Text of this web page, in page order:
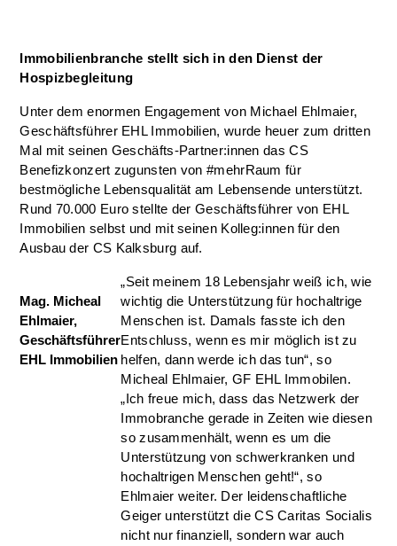
Immobilienbranche stellt sich in den Dienst der
Hospizbegleitung
Unter dem enormen Engagement von Michael Ehlmaier,
Geschäftsführer EHL Immobilien, wurde heuer zum dritten
Mal mit seinen Geschäfts-Partner:innen das CS
Benefizkonzert zugunsten von #mehrRaum für
bestmögliche Lebensqualität am Lebensende unterstützt.
Rund 70.000 Euro stellte der Geschäftsführer von EHL
Immobilien selbst und mit seinen Kolleg:innen für den
Ausbau der CS Kalksburg auf.
Mag. Micheal
Ehlmaier,
Geschäftsführer
EHL Immobilien
„Seit meinem 18 Lebensjahr weiß ich, wie
wichtig die Unterstützung für hochaltrige
Menschen ist. Damals fasste ich den
Entschluss, wenn es mir möglich ist zu
helfen, dann werde ich das tun“, so
Micheal Ehlmaier, GF EHL Immobilen.
„Ich freue mich, dass das Netzwerk der
Immobranche gerade in Zeiten wie diesen
so zusammenhält, wenn es um die
Unterstützung von schwerkranken und
hochaltrigen Menschen geht!“, so
Ehlmaier weiter. Der leidenschaftliche
Geiger unterstützt die CS Caritas Socialis
nicht nur finanziell, sondern war auch